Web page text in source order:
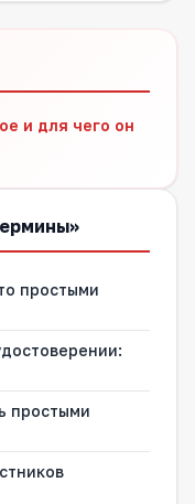
и для чего он
простыми
простыми